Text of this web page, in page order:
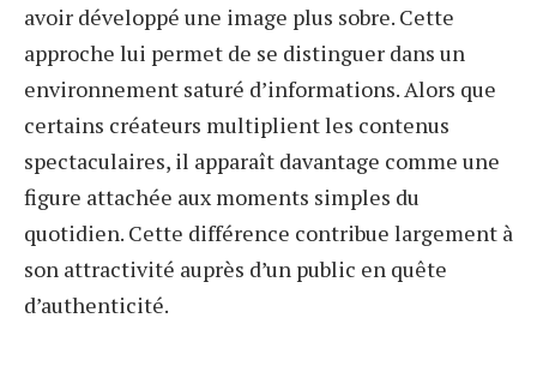
avoir développé une image plus sobre. Cette
approche lui permet de se distinguer dans un
environnement saturé d’informations. Alors que
certains créateurs multiplient les contenus
spectaculaires, il apparaît davantage comme une
figure attachée aux moments simples du
quotidien. Cette différence contribue largement à
son attractivité auprès d’un public en quête
d’authenticité.